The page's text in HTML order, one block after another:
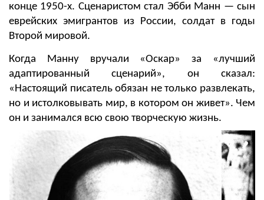
конце 1950-х. Сценаристом стал Эбби Манн — сын
еврейских эмигрантов из России, солдат в годы
Второй мировой.
Когда Манну вручали «Оскар» за
«лучший
адаптированныйсценарий», он сказал:
«Настоящий писатель обязан не только развлекать,
но и истолковывать мир, в котором он живет». Чем
он и занимался всю свою творческую жизнь.